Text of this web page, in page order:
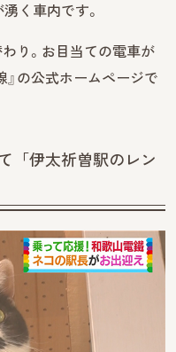
く車内です。
り。お目当ての電車が
』の公式ホームページで
「伊太祈曽駅のレン